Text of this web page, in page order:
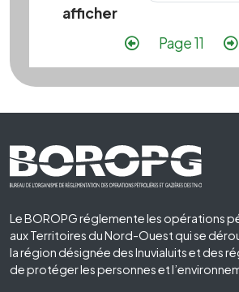
afficher
PaginationPage précédente
Page 11
Footer First
Le BOROPG réglemente les opérations
aux Territoires du Nord-Ouest qui se
la région désignée des Inuvialuits et des
de protéger les personnes et